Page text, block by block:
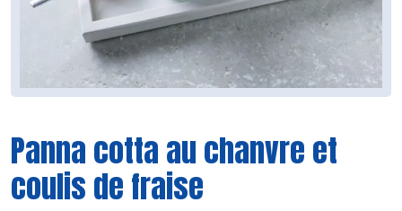
Panna cotta au chanvre et
coulis de fraise